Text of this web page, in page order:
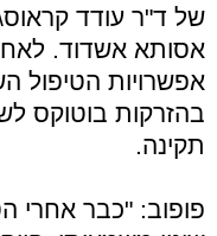
של ד"ר עודד
אסותא אשדוד.
אפשרויות הטיפול
בהזרקות בוטוקס
תקינה.
פופוב: "כבר אחרי